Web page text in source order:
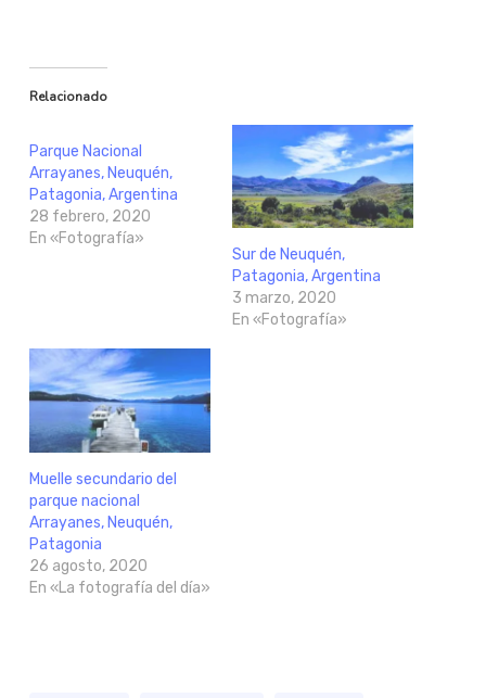
Relacionado
Parque Nacional
Arrayanes, Neuquén,
Patagonia, Argentina
28 febrero, 2020
En «Fotografía»
Sur de Neuquén,
Patagonia, Argentina
3 marzo, 2020
En «Fotografía»
Muelle secundario del
parque nacional
Arrayanes, Neuquén,
Patagonia
26 agosto, 2020
En «La fotografía del día»